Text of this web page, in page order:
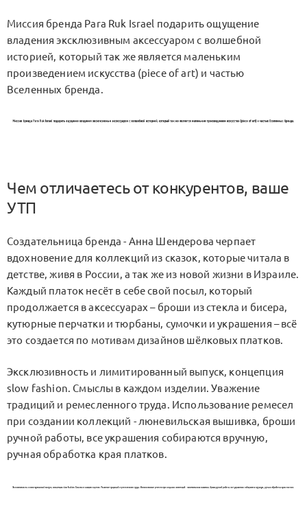
Миссия бренда Para Ruk Israel подарить ощущение
владения эксклюзивным аксессуаром с волшебной
историей, который так же является маленьким
произведением искусства (piece of art) и частью
Вселенных бренда.
Чем отличаетесь от конкурентов, ваше
УТП
Создательница бренда - Анна Шендерова черпает
вдохновение для коллекций из сказок, которые читала в
детстве, живя в России, а так же из новой жизни в Израиле.
Каждый платок несёт в себе свой посыл, который
продолжается в аксессуарах – броши из стекла и бисера,
кутюрные перчатки и тюрбаны, сумочки и украшения – всё
это создается по мотивам дизайнов шёлковых платков.
Эксклюзивность и лимитированный выпуск, концепция
slow fashion. Смыслы в каждом изделии. Уважение
традиций и ремесленного труда. Использование ремесел
при создании коллекций - люневильская вышивка, броши
ручной работы, все украшения собираются вручную,
ручная обработка края платков.